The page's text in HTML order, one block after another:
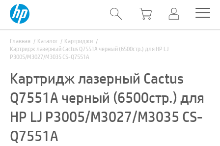
Главная Каталог
Картриджи
Картридж лазерный Cactus Q7551A черный (6500стр.) для HP LJ
P3005/M3027/M3035 CS-Q7551A
Картридж лазерный Cactus
Q7551A черный (6500стр.) для
HP LJ P3005/M3027/M3035 CS-
Q7551A